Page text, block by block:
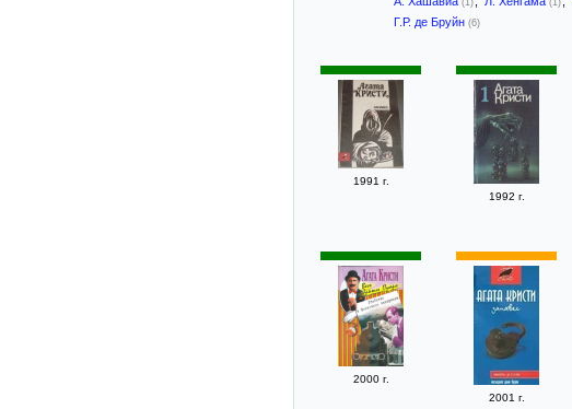
(1) (1)
Г.Р. де Бруйн (6)
1991 г.
1992 г.
2000 г.
2001 г.